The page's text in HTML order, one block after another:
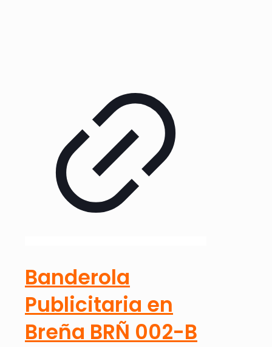
Banderola
Publicitaria en
Breña BRÑ 002-B